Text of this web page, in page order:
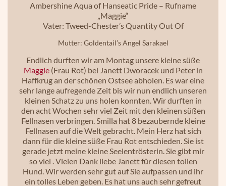
Ambershine Aqua of Hanseatic Pride – Rufname
„Maggie“
Vater: Tweed-Chester’s Quantity Out Of
Mutter: Goldentail’s Angel Sarakael
Endlich durften wir am Montag unsere kleine süße
Maggie(Frau Rot) bei Janett Dworacek und Peter in
Haffkrug an der schönen Ostsee abholen. Es war eine
sehr lange aufregende Zeit bis wir nun endlich unseren
kleinen Schatz zu uns holen konnten. Wir durften in
den acht Wochen sehr viel Zeit mit den kleinen süßen
Fellnasen verbringen. Smilla hat 8 bezaubernde kleine
Fellnasen auf die Welt gebracht. Mein Herz hat sich
dann für die kleine süße Frau Rot entschieden. Sie ist
gerade jetzt meine kleine Seelentrösterin. Sie gibt mir
so viel . Vielen Dank liebe Janett für diesen tollen
Hund. Wir werden sehr gut auf Sie aufpassen und ihr
ein tolles Leben geben. Es hat uns auch sehr gefreut